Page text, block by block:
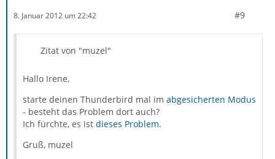
8. Januar 2012 um 22:42 #9
Zitat von "muzel"
Hallo Irene,
starte deinen Thunderbird mal im abgesicherten Modus
- besteht das Problem dort auch?
Ich fürchte, es ist dieses Problem.
Gruß, muzel